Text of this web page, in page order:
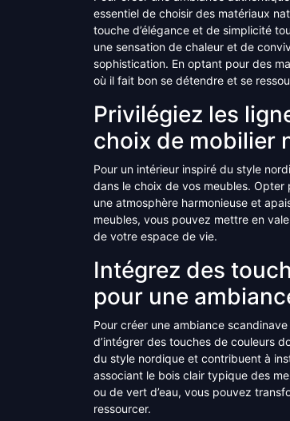
essentiel de choisir des matériaux
touche d’élégance et de simplicité
une sensation de chaleur et de
sophistication. En optant pour des
où il fait bon se détendre et se
Privilégiez les
choix de mobilier
Pour un intérieur inspiré du style
dans le choix de vos meubles.
une atmosphère harmonieuse et
meubles, vous pouvez mettre en
de votre espace de vie.
Intégrez des
pour une
Pour créer une ambiance
d’intégrer des touches de couleurs
du style nordique et contribuent à
associant le bois clair typique des
ou de vert d’eau, vous pouvez
ressourcer.